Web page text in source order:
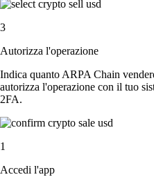
3
Autorizza l'operazione
Indica quanto ARPA Chain
autorizza l'operazione con il tuo
2FA.
1
Accedi l'app